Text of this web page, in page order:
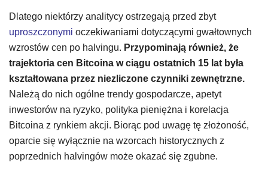
Dlatego niektórzy analitycy ostrzegają przed zbyt
uproszczonymi oczekiwaniami dotyczącymi gwałtownych
wzrostów cen po halvingu. Przypominają również, że
trajektoria cen Bitcoina w ciągu ostatnich 15 lat była
kształtowana przez niezliczone czynniki zewnętrzne.
Należą do nich ogólne trendy gospodarcze, apetyt
inwestorów na ryzyko, polityka pieniężna i korelacja
Bitcoina z rynkiem akcji. Biorąc pod uwagę tę złożoność,
oparcie się wyłącznie na wzorcach historycznych z
poprzednich halvingów może okazać się zgubne.